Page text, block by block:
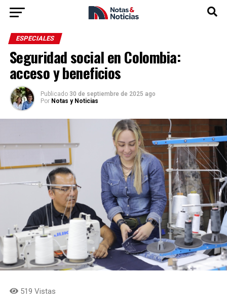
ESPECIALES
Seguridad social en Colombia:
acceso y beneficios
Publicado 30 de septiembre de 2025 ago
Por Notas y Noticias
519 Vistas